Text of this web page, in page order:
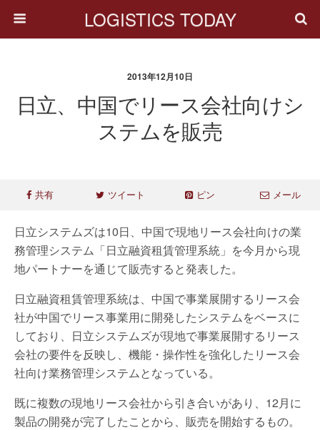
LOGISTICS TODAY
2013年12月10日
日立、中国でリース会社向けシ
ステムを販売
共有 ツイート ピン メール
日立システムズは10日、中国で現地リース会社向けの業
務管理システム「日立融資租賃管理系統」を今月から現
地パートナーを通じて販売すると発表した。
日立融資租賃管理系統は、中国で事業展開するリース会
社が中国でリース事業用に開発したシステムをベースに
しており、日立システムズが現地で事業展開するリース
会社の要件を反映し、機能・操作性を強化したリース会
社向け業務管理システムとなっている。
既に複数の現地リース会社から引き合いがあり、12月に
製品の開発が完了したことから、販売を開始するもの。